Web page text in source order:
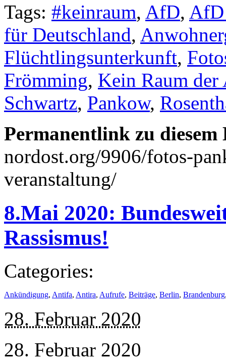
Tags: #keinraum, AfD,
für Deutschland,
Flüchtlingsunterkunft,
Frömming, Kein Raum
Schwartz, Pankow,
Permanentlink zu
nordost.org/9906/fotos-
veranstaltung/
8.Mai 2020:
Rassismus!
Categories:
Ankündigung, Antifa, Antira, Aufrufe, Beiträge, Berlin, Brandenburg
28. Februar 2020
28. Februar 2020